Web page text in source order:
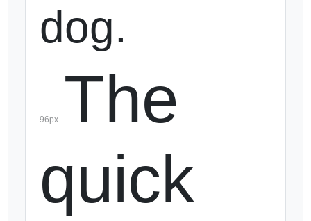
dog.
96px
The
quick